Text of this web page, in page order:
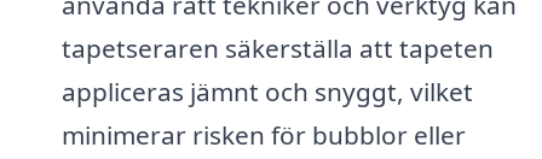
tapetseraren säkerställa att tapeten
appliceras jämnt och snyggt, vilket
minimerar risken för bubblor eller